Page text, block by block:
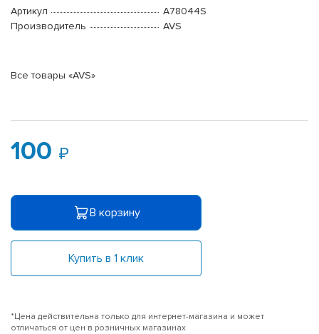
Артикул
A78044S
Производитель
AVS
Все товары «AVS»
100
В корзину
Купить в 1 клик
*Цена действительна только для интернет-магазина и может
отличаться от цен в розничных магазинах